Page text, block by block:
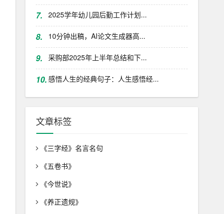
7. 2025学年幼儿园后勤工作计划...
8. 10分钟出稿，AI论文生成器高...
9. 采购部2025年上半年总结和下...
10.感悟人生的经典句子：人生感悟经...
文章标签
《三字经》名言名句
《五卷书》
《今世说》
《养正遗规》